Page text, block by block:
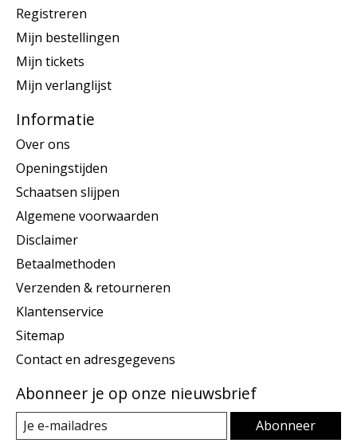
Registreren
Mijn bestellingen
Mijn tickets
Mijn verlanglijst
Informatie
Over ons
Openingstijden
Schaatsen slijpen
Algemene voorwaarden
Disclaimer
Betaalmethoden
Verzenden & retourneren
Klantenservice
Sitemap
Contact en adresgegevens
Abonneer je op onze nieuwsbrief
Abonneer